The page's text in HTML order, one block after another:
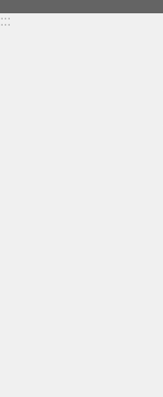
:::